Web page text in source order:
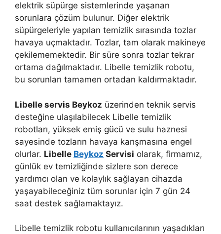
elektrik süpürge sistemlerinde yaşanan
sorunlara çözüm bulunur. Diğer elektrik
süpürgeleriyle yapılan temizlik sırasında tozlar
havaya uçmaktadır. Tozlar, tam olarak makineye
çekilememektedir. Bir süre sonra tozlar tekrar
ortama dağılmaktadır. Libelle temizlik robotu,
bu sorunları tamamen ortadan kaldırmaktadır.
Libelle servis Beykoz üzerinden teknik servis
desteğine ulaşılabilecek Libelle temizlik
robotları, yüksek emiş gücü ve sulu haznesi
sayesinde tozların havaya karışmasına engel
olurlar. Libelle Beykoz Servisi olarak, firmamız,
günlük ev temizliğinde sizlere son derece
yardımcı olan ve kolaylık sağlayan cihazda
yaşayabileceğiniz tüm sorunlar için 7 gün 24
saat destek sağlamaktayız.
Libelle temizlik robotu kullanıcılarının yaşadıkları